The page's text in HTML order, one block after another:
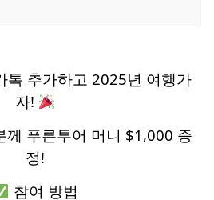
톡 추가하고 2025년 여행가
자!
께 푸른투어 머니 $1,000 증
정!
참여 방법